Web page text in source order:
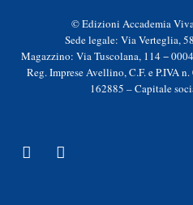
© Edizioni Accademia
Sede legale: Via Verteglia,
Magazzino: Via Tuscolana, 114 −
Reg. Imprese Avellino, C.F. e P.IVA
162885 – Capitale